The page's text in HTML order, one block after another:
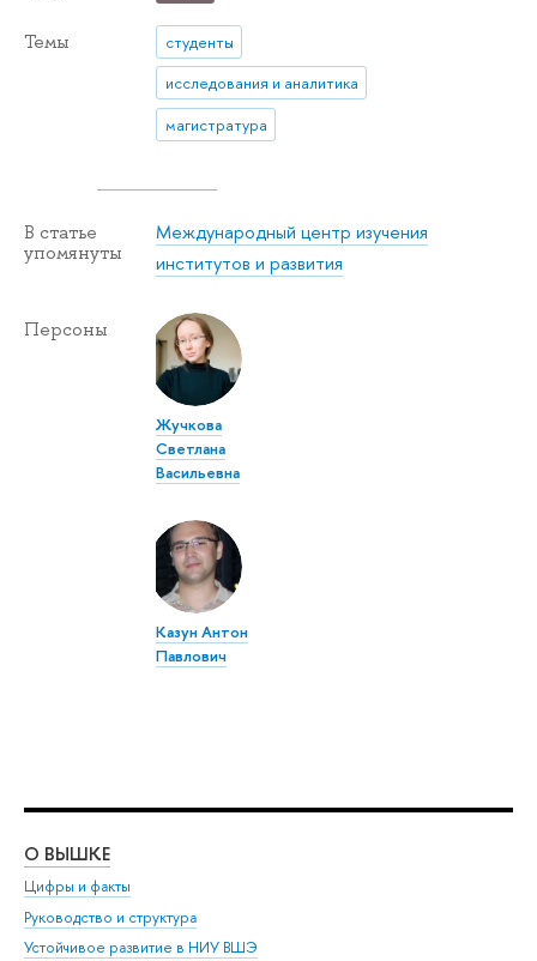
Темы
студенты
исследования и аналитика
магистратура
В статье
упомянуты
Международный центр изучения
институтов и развития
Персоны
Жучкова
Светлана
Васильевна
Казун Антон
Павлович
О ВЫШКЕ
Цифры и факты
Руководство и структура
Устойчивое развитие в НИУ ВШЭ